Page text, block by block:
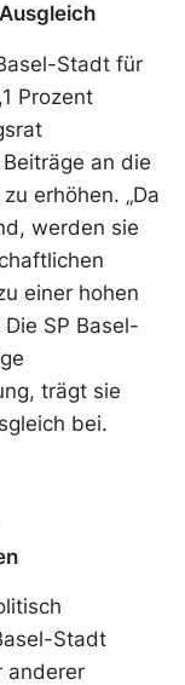
Stadt für
Prozent
an die
erhöhen. „Da
werden sie
einer hohen
SP Basel-
trägt sie
bei.
Stadt
anderer